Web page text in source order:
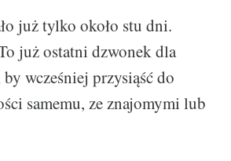
już tylko około stu dni.
już ostatni dzwonek dla
wcześniej przysiąść do
samemu, ze znajomymi lub